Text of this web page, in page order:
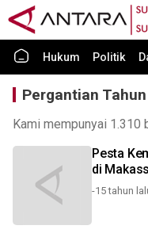
Hukum Politik
Pergantian Tahun
Kami mempunyai 1.310
Pesta
di
-15 tahun